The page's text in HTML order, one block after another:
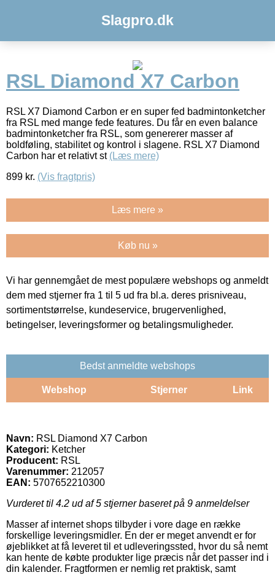
Slagpro.dk
RSL Diamond X7 Carbon
RSL X7 Diamond Carbon er en super fed badmintonketcher
fra RSL med mange fede features. Du får en even balance
badmintonketcher fra RSL, som genererer masser af
boldføling, stabilitet og kontrol i slagene. RSL X7 Diamond
Carbon har et relativt st (Læs mere)
899 kr. (Vis fragtpris)
Læs mere »
Køb nu »
Vi har gennemgået de mest populære webshops og anmeldt
dem med stjerner fra 1 til 5 ud fra bl.a. deres prisniveau,
sortimentstørrelse, kundeservice, brugervenlighed,
betingelser, leveringsformer og betalingsmuligheder.
Bedst anmeldte webshops
Webshop Stjerner Link
Navn: RSL Diamond X7 Carbon
Kategori: Ketcher
Producent: RSL
Varenummer: 212057
EAN: 5707652210300
Vurderet til 4.2 ud af 5 stjerner baseret på 9 anmeldelser
Masser af internet shops tilbyder i vore dage en række
forskellige leveringsmidler. En der er meget anvendt er for
øjeblikket at få leveret til et udleveringssted, hvor du så nemt
kan hente de købte produkter lige præcis når det passer ind i
din kalender. Fragtformen er nemlig ret praktisk, samt